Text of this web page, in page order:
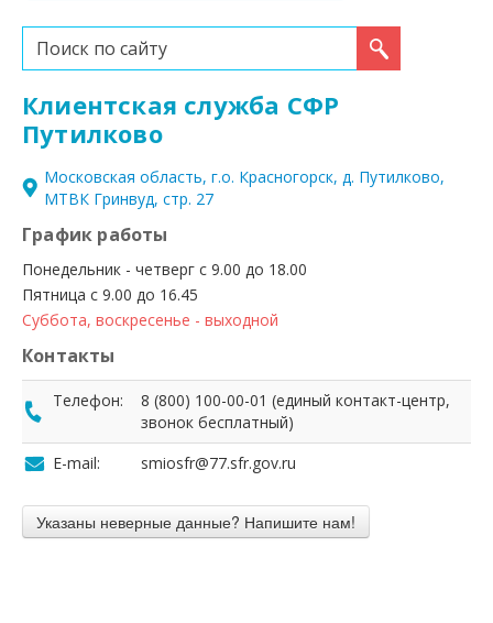
Искать...
Клиентская служба СФР
Путилково
Московская область, г.о. Красногорск, д. Путилково,
МТВК Гринвуд, стр. 27
График работы
Понедельник - четверг с 9.00 до 18.00
Пятница с 9.00 до 16.45
Суббота, воскресенье - выходной
Контакты
Телефон:
8 (800) 100-00-01 (единый контакт-центр,
звонок бесплатный)
E-mail:
smiosfr@77.sfr.gov.ru